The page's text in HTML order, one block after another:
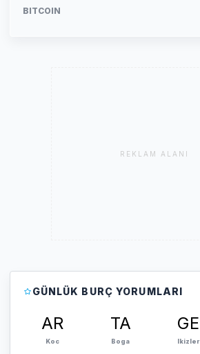
BITCOIN
REKLAM ALANI
GÜNLÜK BURÇ YORUMLARI
AR
Koc
TA
Boga
GE
Ikizler